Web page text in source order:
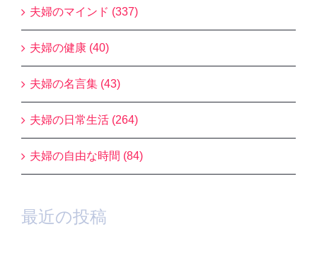
夫婦のマインド (337)
夫婦の健康 (40)
夫婦の名言集 (43)
夫婦の日常生活 (264)
夫婦の自由な時間 (84)
最近の投稿